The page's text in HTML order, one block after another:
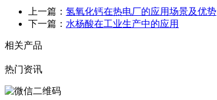
上一篇： 氢氧化钙在热电厂的应用场景及优势
下一篇： 水杨酸在工业生产中的应用
相关产品
热门资讯